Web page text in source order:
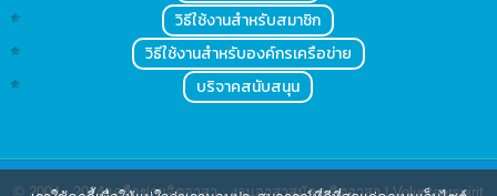
วิธีใช้งานสำหรับสมาชิก
วิธีใช้งานสำหรับองค์กรเครือข่าย
บริจาคสนับสนุน
© 2004 - 2024เครือข่ายจิตอาสา : งานอาสาสมัคร จิตอาสา | Volunteerspirit